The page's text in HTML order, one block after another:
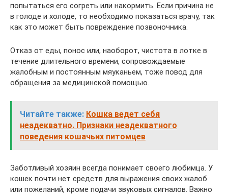
попытаться его согреть или накормить. Если причина не
в голоде и холоде, то необходимо показаться врачу, так
как это может быть повреждение позвоночника.
Отказ от еды, понос или, наоборот, чистота в лотке в
течение длительного времени, сопровождаемые
жалобным и постоянным мяуканьем, тоже повод для
обращения за медицинской помощью.
Читайте также: Кошка ведет себя
неадекватно. Признаки неадекватного
поведения кошачьих питомцев
Заботливый хозяин всегда понимает своего любимца. У
кошек почти нет средств для выражения своих жалоб
или пожеланий, кроме подачи звуковых сигналов. Важно